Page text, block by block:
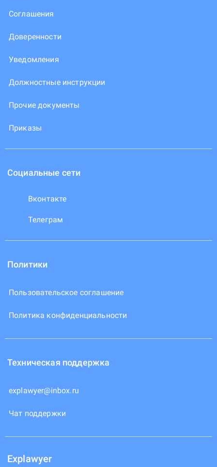
Соглашения
Доверенности
Уведомления
Должностные инструкции
Прочие документы
Приказы
Социальные сети
Вконтакте
Телеграм
Политики
Пользовательское соглашение
Политика конфиденциальности
Техническая поддержка
explawyer@inbox.ru
Чат поддержки
Explawyer